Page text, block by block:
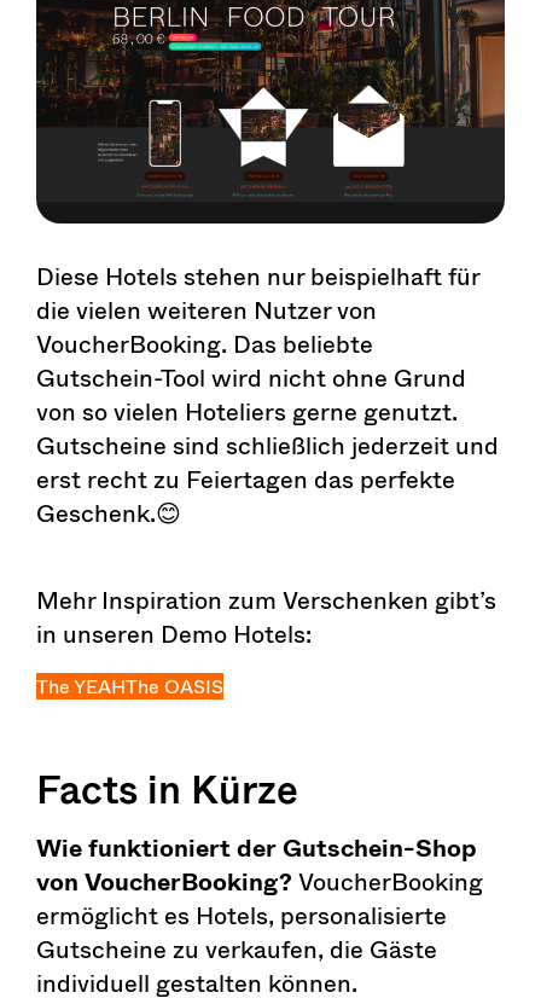
Diese Hotels stehen nur beispielhaft für
die vielen weiteren Nutzer von
VoucherBooking. Das beliebte
Gutschein-Tool wird nicht ohne Grund
von so vielen Hoteliers gerne genutzt.
Gutscheine sind schließlich jederzeit und
erst recht zu Feiertagen das perfekte
Geschenk.😊
Mehr Inspiration zum Verschenken gibt’s
in unseren Demo Hotels:
The YEAHThe OASIS
Facts in Kürze
Wie funktioniert der Gutschein-Shop
von VoucherBooking?VoucherBooking
ermöglicht es Hotels, personalisierte
Gutscheine zu verkaufen, die Gäste
individuell gestalten können.